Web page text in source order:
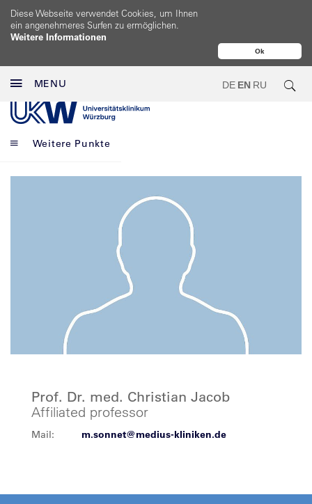
Ok
Diese Webseite verwendet Cookies, um Ihnen
ein angenehmeres Surfen zu ermöglichen.
Weitere Informationen
MENU DE EN RU
Weitere Punkte
Prof. Dr. med. Christian Jacob
Affiliated professor
Mail: m.sonnet@medius-kliniken.de